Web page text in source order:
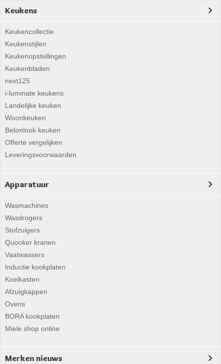
Keukens
Keukencollectie
Keukenstijlen
Keukenopstellingen
Keukenbladen
next125
i-luminate keukens
Landelijke keuken
Woonkeuken
Betonlook keuken
Offerte vergelijken
Leveringsvoorwaarden
Apparatuur
Wasmachines
Wasdrogers
Stofzuigers
Quooker kranen
Vaatwassers
Inductie kookplaten
Koelkasten
Afzuigkappen
Ovens
BORA kookplaten
Miele shop online
Merken nieuws